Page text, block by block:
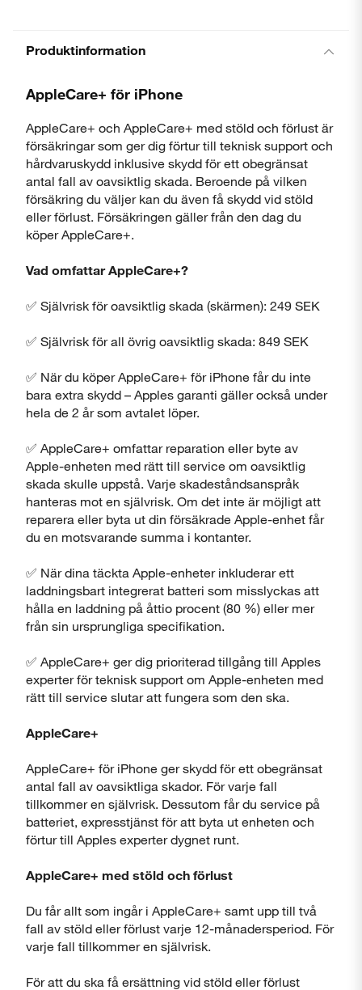
Produktinformation
AppleCare+ för iPhone
AppleCare+ och AppleCare+ med stöld och förlust är
försäkringar som ger dig förtur till teknisk support och
hårdvaruskydd inklusive skydd för ett obegränsat
antal fall av oavsiktlig skada. Beroende på vilken
försäkring du väljer kan du även få skydd vid stöld
eller förlust. Försäkringen gäller från den dag du
köper AppleCare+.
Vad omfattar AppleCare+?
✅ Självrisk för oavsiktlig skada (skärmen): 249 SEK
✅ Självrisk för all övrig oavsiktlig skada: 849 SEK
✅ När du köper AppleCare+ för iPhone får du inte
bara extra skydd – Apples garanti gäller också under
hela de 2 år som avtalet löper.
✅ AppleCare+ omfattar reparation eller byte av
Apple-enheten med rätt till service om oavsiktlig
skada skulle uppstå. Varje skadeståndsanspråk
hanteras mot en självrisk. Om det inte är möjligt att
reparera eller byta ut din försäkrade Apple-enhet får
du en motsvarande summa i kontanter.
✅ När dina täckta Apple-enheter inkluderar ett
laddningsbart integrerat batteri som misslyckas att
hålla en laddning på åttio procent (80 %) eller mer
från sin ursprungliga specifikation.
✅ AppleCare+ ger dig prioriterad tillgång till Apples
experter för teknisk support om Apple-enheten med
rätt till service slutar att fungera som den ska.
AppleCare+
AppleCare+ för iPhone ger skydd för ett obegränsat
antal fall av oavsiktliga skador. För varje fall
tillkommer en självrisk. Dessutom får du service på
batteriet, expresstjänst för att byta ut enheten och
förtur till Apples experter dygnet runt.
AppleCare+ med stöld och förlust
Du får allt som ingår i AppleCare+ samt upp till två
fall av stöld eller förlust varje 12-månadersperiod. För
varje fall tillkommer en självrisk.
För att du ska få ersättning vid stöld eller förlust
Stäng